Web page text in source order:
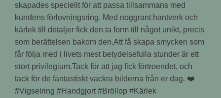
skapades speciellt för att passa tillsammans med
kundens förlovningsring. Med noggrant hantverk och
kärlek till detaljer fick den ta form till något unikt, precis
som berättelsen bakom den.Att få skapa smycken som
får följa med i livets mest betydelsefulla stunder är ett
stort privilegium.Tack för att jag fick förtroendet, och
tack för de fantastiskt vackra bilderna från er dag. ❤️
#Vigselring #Handgjort #Bröllop #Kärlek